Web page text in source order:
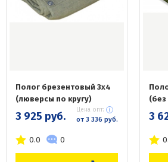
Полог брезентовый 3х4
(люверсы по кругу)
3 925 руб. Цена опт:
от 3 336 руб.
0.0 0
3